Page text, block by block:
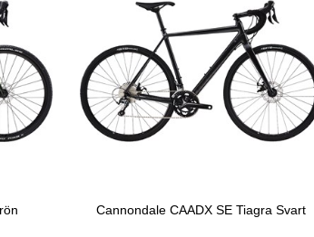
Cannondale CAADX SE Tiagra Svart